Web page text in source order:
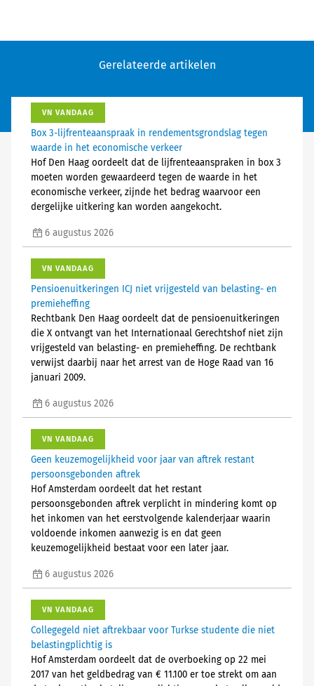
Gerelateerde artikelen
VN VANDAAG
Box 3-lijfrenteaanspraak in rendementsgrondslag tegen
waarde in het economische verkeer
Hof Den Haag oordeelt dat de lijfrenteaanspraken in box 3
moeten worden gewaardeerd tegen de waarde in het
economische verkeer, zijnde het bedrag waarvoor een
dergelijke uitkering kan worden aangekocht.
6 augustus 2026
VN VANDAAG
Pensioenuitkeringen ICJ niet vrijgesteld van belasting- en
premieheffing
Rechtbank Den Haag oordeelt dat de pensioenuitkeringen
die X ontvangt van het Internationaal Gerechtshof niet zijn
vrijgesteld van belasting- en premieheffing. De rechtbank
verwijst daarbij naar het arrest van de Hoge Raad van 16
januari 2009.
6 augustus 2026
VN VANDAAG
Geen keuzemogelijkheid voor jaar van aftrek restant
persoonsgebonden aftrek
Hof Amsterdam oordeelt dat het restant
persoonsgebonden aftrek verplicht in mindering komt op
het inkomen van het eerstvolgende kalenderjaar waarin
voldoende inkomen aanwezig is en dat geen
keuzemogelijkheid bestaat voor een later jaar.
6 augustus 2026
VN VANDAAG
Collegegeld niet aftrekbaar voor Turkse studente die niet
belastingplichtig is
Hof Amsterdam oordeelt dat de overboeking op 22 mei
2017 van het geldbedrag van € 11.100 er toe strekt om aan